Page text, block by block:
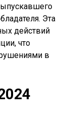
Эта
действий
что
в